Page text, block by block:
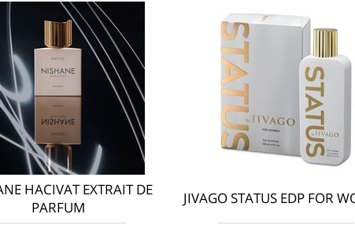
JIVAGO STATUS EDP FOR
HACIVAT EXTRAIT DE
PARFUM